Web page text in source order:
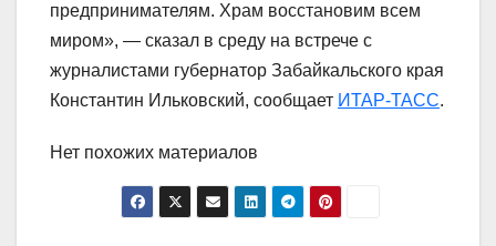
предпринимателям. Храм восстановим всем
миром», — сказал в среду на встрече с
журналистами губернатор Забайкальского края
Константин Ильковский, сообщает ИТАР-ТАСС.
Нет похожих материалов